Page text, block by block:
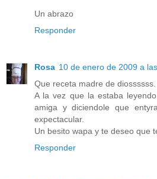
Un abrazo
Responder
Rosa 10 de enero de 2009 a
Que receta madre de diossssss.
A la vez que la estaba
amiga y diciendole que
expectacular.
Un besito wapa y te deseo que
Responder